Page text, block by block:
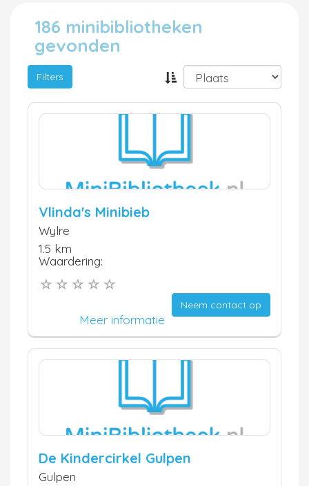
186 minibibliotheken
gevonden
Filters
Vlinda's Minibieb
Wylre
1.5 km
Waardering:
Neem contact op
Meer informatie
De Kindercirkel Gulpen
Gulpen